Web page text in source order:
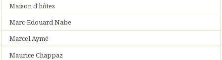
Maison d'hôtes
Marc-Edouard Nabe
Marcel Aymé
Maurice Chappaz